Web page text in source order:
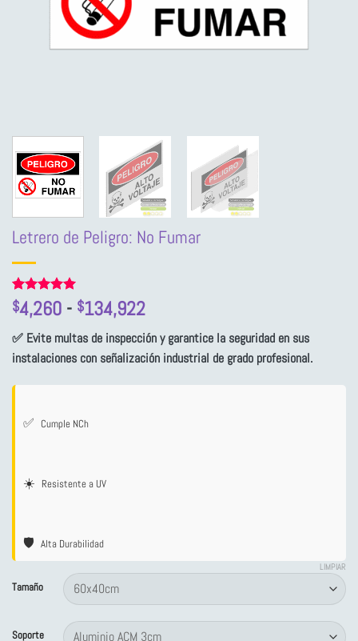
Letrero de Peligro: No Fumar
Valorado
con5de 5
1
valoración
de un
cliente
$4,260 - $134,922Rango
de
precios:
desde
$4,260
✅ Evite multas de inspección y garantice la seguridad en sus
instalaciones con señalización industrial de grado profesional.
✅ Cumple NCh
☀️ Resistente a UV
🛡️ Alta Durabilidad
Tamaño
Soporte
LIMPIAR